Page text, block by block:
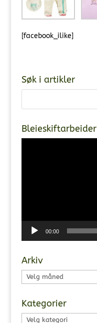
[facebook_ilike]
Søk i artikler
Bleieskiftarbeider
00:00
Arkiv
Arkiv
Kategorier
Kategorier